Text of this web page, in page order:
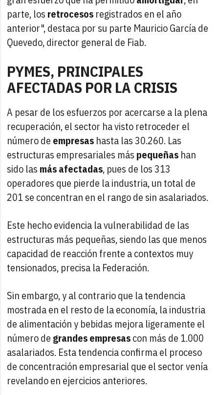
parte, los retrocesos registrados en el año
anterior", destaca por su parte Mauricio García de
Quevedo, director general de Fiab.
PYMES, PRINCIPALES
AFECTADAS POR LA CRISIS
A pesar de los esfuerzos por acercarse a la plena
recuperación, el sector ha visto retroceder el
número de empresas hasta las 30.260. Las
estructuras empresariales más pequeñas han
sido las más afectadas, pues de los 313
operadores que pierde la industria, un total de
201 se concentran en el rango de sin asalariados.
Este hecho evidencia la vulnerabilidad de las
estructuras más pequeñas, siendo las que menos
capacidad de reacción frente a contextos muy
tensionados, precisa la Federación.
Sin embargo, y al contrario que la tendencia
mostrada en el resto de la economía, la industria
de alimentación y bebidas mejora ligeramente el
número de grandes empresascon más de 1.000
asalariados. Esta tendencia confirma el proceso
de concentración empresarial que el sector venía
revelando en ejercicios anteriores.